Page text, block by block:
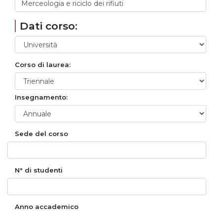
Dati corso:
Corso di laurea:
Insegnamento:
Sede del corso
N° di studenti
Anno accademico